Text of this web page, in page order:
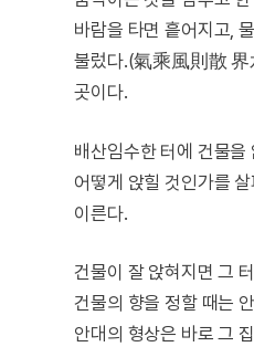
바람을 타면 흩어지고,
불렀다.(氣乘風則散 界
곳이다.
배산임수한 터에 건물
어떻게 앉힐 것인가를
이른다.
건물이 잘 앉혀지면 그
건물의 향을 정할 때는
안대의 형상은 바로 그